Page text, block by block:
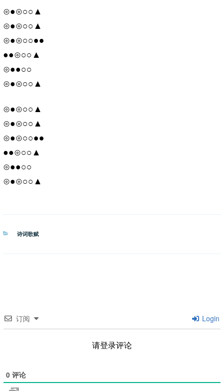
⊙●⊙○○▲
⊙●⊙○○▲
⊙●⊙○○●●
●●⊙○○▲
⊙●●○○
⊙●⊙○○▲
⊙●⊙○○▲
⊙●⊙○○▲
⊙●⊙○○●●
●●⊙○○▲
⊙●●○○
⊙●⊙○○▲
分
诗词歌赋
订阅 Login
请登录评论
0 评论